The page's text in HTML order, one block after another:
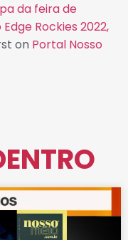
da feira de
Rockies 2022,
on Portal Nosso